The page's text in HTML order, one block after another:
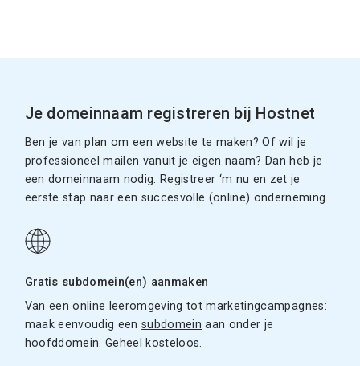
Je domeinnaam registreren bij Hostnet
Ben je van plan om een website te maken? Of wil je
professioneel mailen vanuit je eigen naam? Dan heb je
een domeinnaam nodig. Registreer ‘m nu en zet je
eerste stap naar een succesvolle (online) onderneming.
Gratis subdomein(en) aanmaken
Van een online leeromgeving tot marketingcampagnes:
maak eenvoudig eensubdomein aan onder je
hoofddomein. Geheel kosteloos.